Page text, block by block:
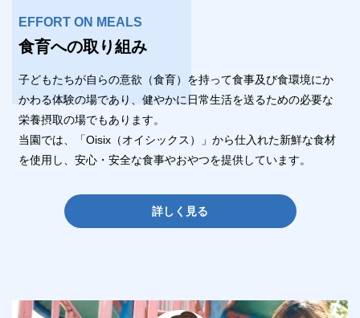
EFFORT ON MEALS
食育への取り組み
子どもたちが自らの意欲（食育）を持って食事及び食環境にか
かわる体験の場であり、健やかに日常生活を送るための必要な
栄養摂取の場でもあります。
当園では、「Oisix（オイシックス）」から仕入れた新鮮な食材
を使用し、安心・安全な食事やおやつを提供しています。
詳しく見る